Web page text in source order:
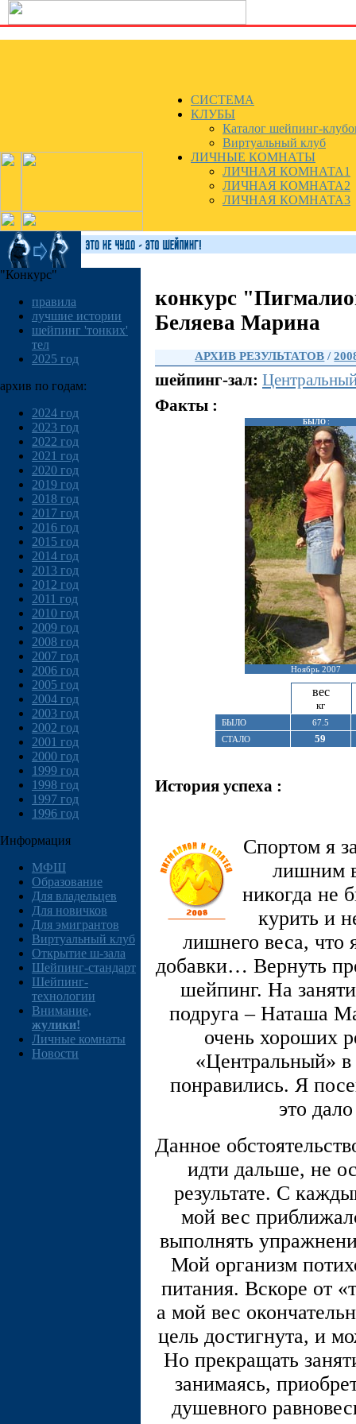
СИСТЕМА
КЛУБЫ
Каталог шейпинг-
Виртуальный клуб
ЛИЧНЫЕ КОМНАТЫ
ЛИЧНАЯ КОМНАТА1
ЛИЧНАЯ КОМНАТА2
ЛИЧНАЯ КОМНАТА3
"Конкурс"
правила
лучшие истории
шейпинг 'тонких'
тел
2025 год
архив по годам:
2024 год
2023 год
2022 год
2021 год
2020 год
2019 год
2018 год
2017 год
2016 год
2015 год
2014 год
2013 год
2012 год
2011 год
2010 год
2009 год
2008 год
2007 год
2006 год
2005 год
2004 год
2003 год
2002 год
2001 год
2000 год
1999 год
1998 год
1997 год
1996 год
Информация
МФШ
Образование
Для владельцев
Для новичков
Для эмигрантов
Виртуальный клуб
Открытие ш-зала
Шейпинг-стандарт
Шейпинг-
технологии
Внимание,
жулики!
Личные комнаты
Новости
конкурс
Беляева Марина
АРХИВ РЕЗУЛЬТАТОВ /
шейпинг-зал:
Факты :
БЫЛО :
Ноябрь 2007
вес
кг
БЫЛО
67.5
СТАЛО
59
История успеха :
Спортом я
лишним
никогда не
курить и
лишнего веса, что
добавки… Вернуть
шейпинг. На
подруга – Наташа
очень хороших
«Центральный» в
понравились. Я
это
Данное
идти дальше, не
результате. С
мой вес
выполнять
Мой организм
питания. Вскоре от
а мой вес
цель достигнута, и
Но прекращать
занимаясь,
душевного